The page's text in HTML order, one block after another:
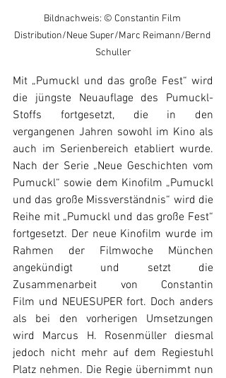
Bildnachweis: © Constantin Film
Distribution/Neue Super/Marc Reimann/Bernd
Schuller
Mit „Pumuckl und das große Fest“ wird
die jüngste Neuauflage des Pumuckl-
Stoffs fortgesetzt, die in den
vergangenen Jahren sowohl im Kino als
auch im Serienbereich etabliert wurde.
Nach der Serie „Neue Geschichten vom
Pumuckl“ sowie dem Kinofilm „Pumuckl
und das große Missverständnis“ wird die
Reihe mit „Pumuckl und das große Fest“
fortgesetzt. Der neue Kinofilm wurde im
Rahmen der Filmwoche München
angekündigt und setzt die
Zusammenarbeit von Constantin
Film und NEUESUPER fort. Doch anders
als bei den vorherigen Umsetzungen
wird Marcus H. Rosenmüller diesmal
jedoch nicht mehr auf dem Regiestuhl
Platz nehmen. Die Regie übernimmt nun